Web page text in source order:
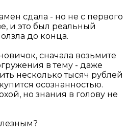
сдала - но не с первого
и это был реальный
до конца.
сначала возьмите
в тему - даже
несколько тысяч рублей
осознанностью.
но знания в голову не